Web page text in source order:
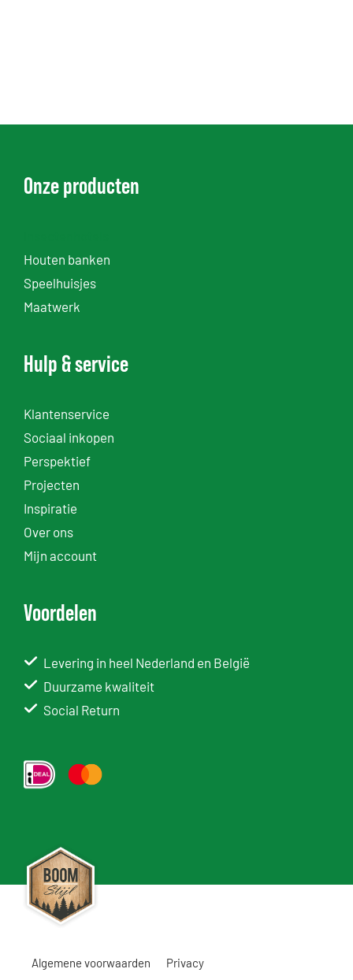
Onze producten
Houten banken
Speelhuisjes
Maatwerk
Hulp & service
Klantenservice
Sociaal inkopen
Perspektief
Projecten
Inspiratie
Over ons
Mijn account
Voordelen
Levering in heel Nederland en België
Duurzame kwaliteit
Social Return
Algemene voorwaarden Privacy